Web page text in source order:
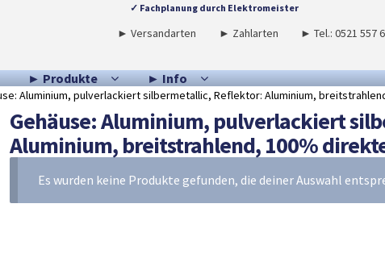
✓ Fachplanung durch Elektromeister
► Versandarten ► Zahlarten ► Tel.: 0521 557
► Produkte ► Info
Aluminium, pulverlackiert silbermetallic, Reflektor: Aluminium,
Gehäuse: Aluminium, pulverlackiert
Aluminium, breitstrahlend, 100%
Es wurden keine Produkte gefunden, die deiner Auswahl